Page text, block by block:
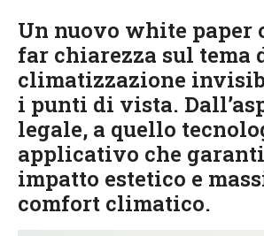
Un nuovo white paper
far chiarezza sul tema
climatizzazione
i punti di vista.
legale, a quello
applicativo che
impatto estetico e
comfort climatico.